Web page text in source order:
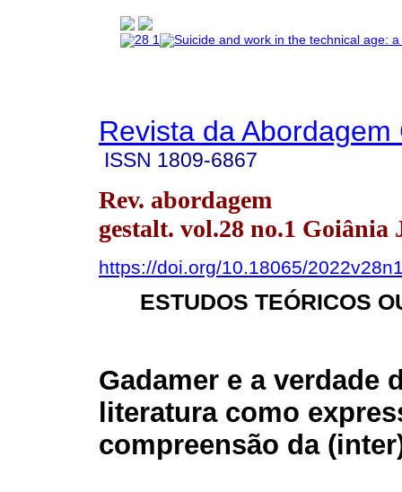
Revista da Abordagem
ISSN 1809-6867
Rev. abordagem
gestalt. vol.28 no.1 Goiânia
https://doi.org/10.18065/
ESTUDOS TEÓRICOS
Gadamer e a verdade
literatura como
compreensão da